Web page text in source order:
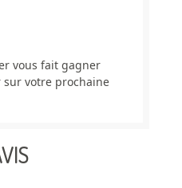
vous fait gagner
votre prochaine